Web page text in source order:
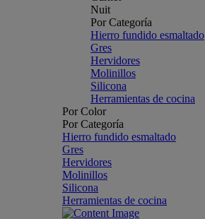
Nuit
Por Categoría
Hierro fundido esmaltado
Gres
Hervidores
Molinillos
Silicona
Herramientas de cocina
Por Color
Por Categoría
Hierro fundido esmaltado
Gres
Hervidores
Molinillos
Silicona
Herramientas de cocina